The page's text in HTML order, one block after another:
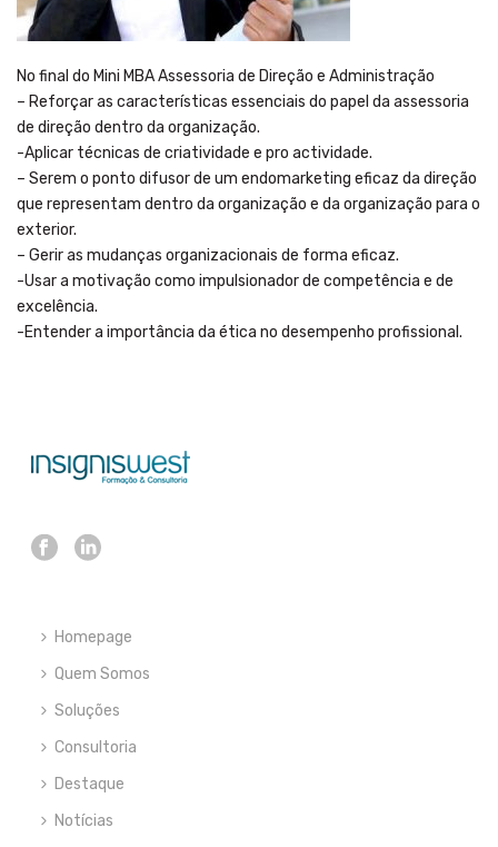
No final do Mini MBA Assessoria de Direção e Administração
– Reforçar as características essenciais do papel da assessoria
de direção dentro da organização.
-Aplicar técnicas de criatividade e pro actividade.
– Serem o ponto difusor de um endomarketing eficaz da direção
que representam dentro da organização e da organização para o
exterior.
– Gerir as mudanças organizacionais de forma eficaz.
-Usar a motivação como impulsionador de competência e de
excelência.
-Entender a importância da ética no desempenho profissional.
Homepage
Quem Somos
Soluções
Consultoria
Destaque
Notícias